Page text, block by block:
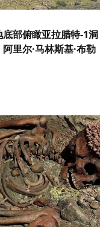
部俯瞰亚拉腊特-1洞
里尔·马林斯基·布勒